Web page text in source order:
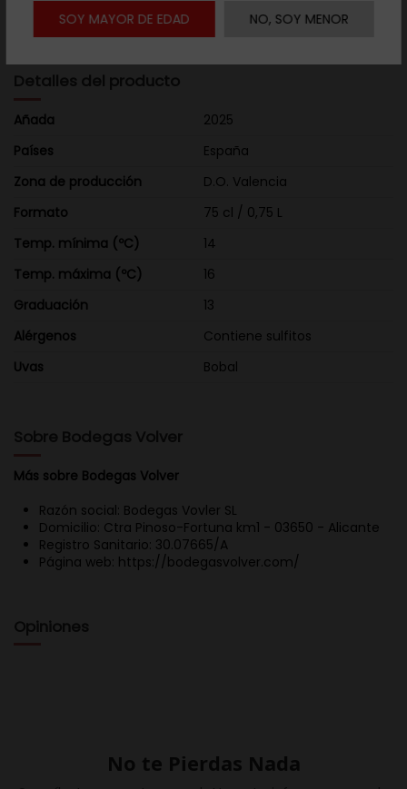
SOY MAYOR DE EDAD
NO, SOY MENOR
perder equilibrio.
Detalles del producto
Añada
2025
Países
España
Zona de producción
D.O. Valencia
Formato
75 cl / 0,75 L
Temp. mínima (ºC)
14
Temp. máxima (ºC)
16
Graduación
13
Alérgenos
Contiene sulfitos
Uvas
Bobal
Sobre Bodegas Volver
Más sobre Bodegas Volver
Razón social: Bodegas Vovler SL
Domicilio: Ctra Pinoso-Fortuna km1 - 03650 - Alicante
Registro Sanitario: 30.07665/A
Página web: https://bodegasvolver.com/
Opiniones
No te Pierdas Nada